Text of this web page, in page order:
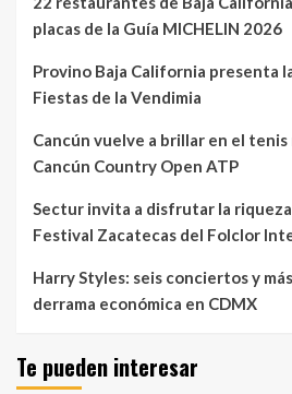
placas de la Guía MICHELIN 2026
Provino Baja California presenta
Fiestas de la Vendimia
Cancún vuelve a brillar en el tenis
Cancún Country Open ATP
Sectur invita a disfrutar la
Festival Zacatecas del Folclor
Harry Styles: seis conciertos y
derrama económica en CDMX
Te pueden interesar